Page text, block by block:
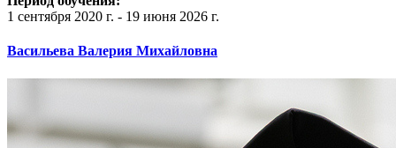
1 сентября 2020 г. - 19 июня 2026 г.
Васильева Валерия Михайловна